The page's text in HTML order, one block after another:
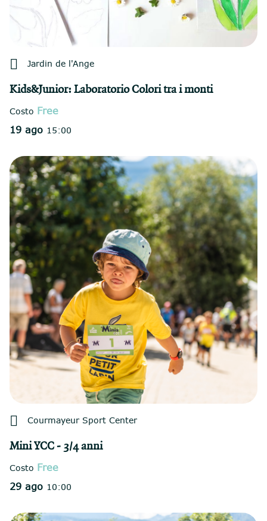
 Jardin de l'Ange
Kids&Junior: Laboratorio Colori tra i monti
Costo Free
19 ago 15:00
 Courmayeur Sport Center
Mini YCC - 3/4 anni
Costo Free
29 ago 10:00